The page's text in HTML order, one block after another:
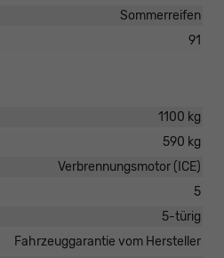
Sommerreifen
91
1100 kg
590 kg
Verbrennungsmotor (ICE)
5
5-türig
Fahrzeuggarantie vom Hersteller